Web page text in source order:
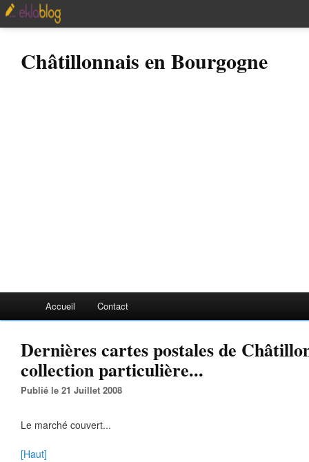
Châtillonnais en Bourgogne
Accueil Contact
Dernières cartes postales de
collection particulière...
Publié le 21 Juillet 2008
Le marché couvert...
[Haut]